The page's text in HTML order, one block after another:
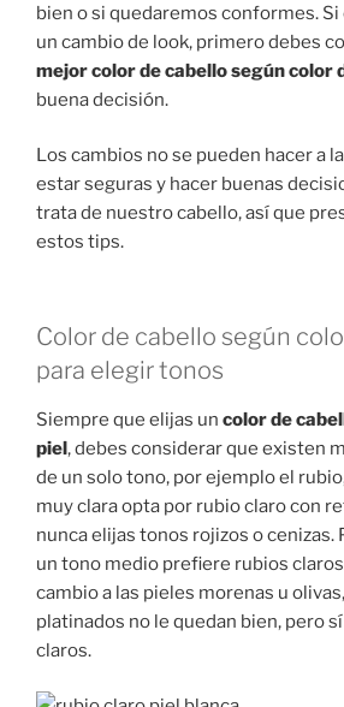
bien o si quedaremos conformes.
un cambio de look, primero debes
mejor color de cabello según color
buena decisión.
Los cambios no se pueden hacer a
estar seguras y hacer buenas
trata de nuestro cabello, así que
estos tips.
Color de cabello según
para elegir tonos
Siempre que elijas un color de
piel, debes considerar que existen
de un solo tono, por ejemplo el
muy clara opta por rubio claro con
nunca elijas tonos rojizos o cenizas.
un tono medio prefiere rubios
cambio a las pieles morenas u
platinados no le quedan bien, pero
claros.